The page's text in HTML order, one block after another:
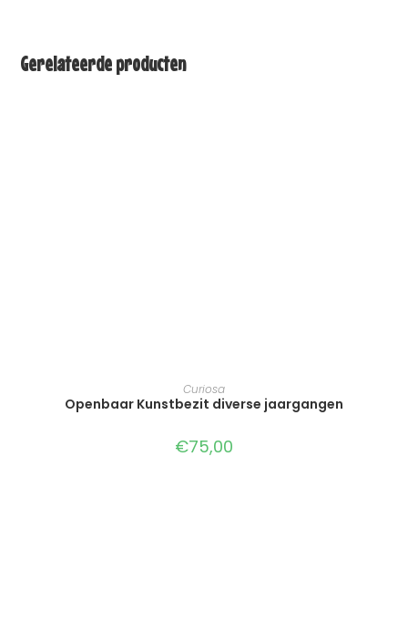
Gerelateerde producten
TOEVOEGEN AAN WINKELWAGEN
Curiosa
Openbaar Kunstbezit diverse jaargangen
€75,00